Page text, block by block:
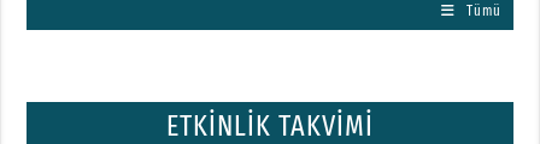
Tümü
ETKİNLİK TAKVİMİ